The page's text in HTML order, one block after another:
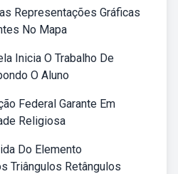
Representações Gráficas
No Mapa
Inicia O Trabalho De
O Aluno
Federal Garante Em
Religiosa
Do Elemento
Triângulos Retângulos